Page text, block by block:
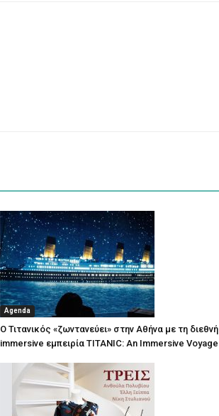
Agenda
Ο Τιτανικός «ζωντανεύει» στην Αθήνα με τη διεθνή
immersive εμπειρία TITANIC: An Immersive Voyage